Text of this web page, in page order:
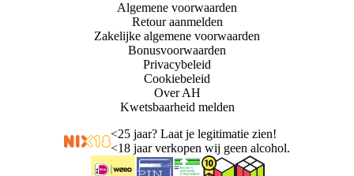
Algemene voorwaarden
Retour aanmelden
Zakelijke algemene voorwaarden
Bonusvoorwaarden
Privacybeleid
Cookiebeleid
Over AH
Kwetsbaarheid melden
<25 jaar? Laat je legitimatie zien!
<18 jaar verkopen wij geen alcohol.